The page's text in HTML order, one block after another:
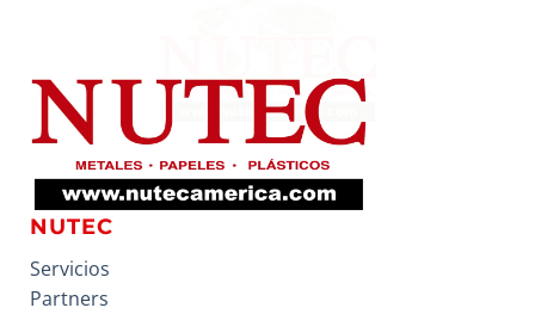
NUTEC
Servicios
Partners